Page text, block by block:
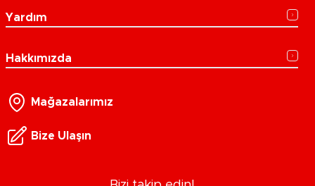
Yardım
Hakkımızda
Mağazalarımız
Bize Ulaşın